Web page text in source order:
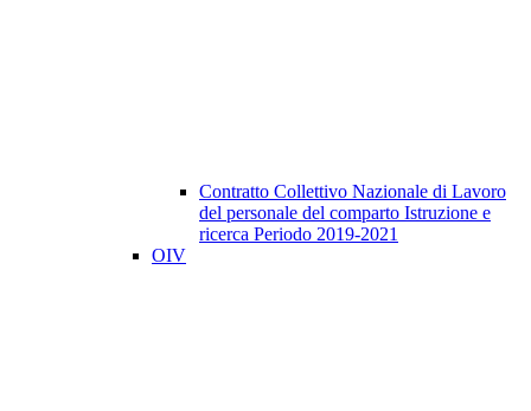
Contratto Collettivo Nazionale di Lavoro
del personale del comparto Istruzione e
ricerca Periodo 2019-2021
OIV